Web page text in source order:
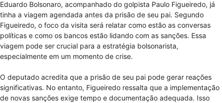
Eduardo Bolsonaro, acompanhado do golpista Paulo Figueiredo, já
tinha a viagem agendada antes da prisão de seu pai. Segundo
Figueiredo, o foco da visita será relatar como estão as conversas
políticas e como os bancos estão lidando com as sanções. Essa
viagem pode ser crucial para a estratégia bolsonarista,
especialmente em um momento de crise.
O deputado acredita que a prisão de seu pai pode gerar reações
significativas. No entanto, Figueiredo ressalta que a implementação
de novas sanções exige tempo e documentação adequada. Isso